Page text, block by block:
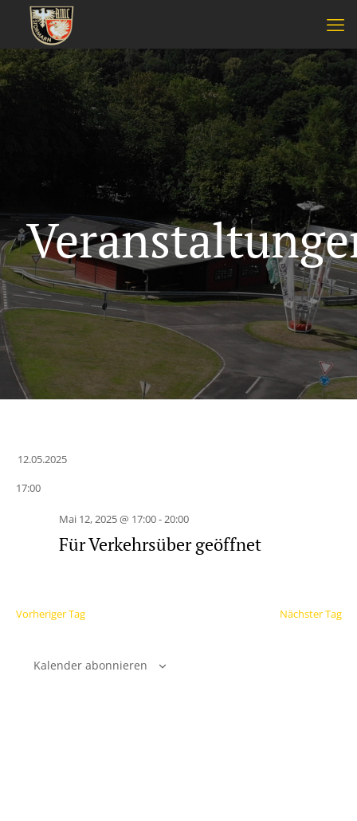
12.05.2025
wählen.
17:00
Mai 12, 2025 @ 17:00-20:00
Für Verkehrsüber geöffnet
Vorheriger Tag Nächster Tag
Kalender abonnieren